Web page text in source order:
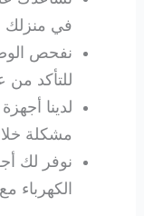
في منزلك
نفحص
للتأكد
لدينا
مشكلة
نوفر لك
الكهرباء